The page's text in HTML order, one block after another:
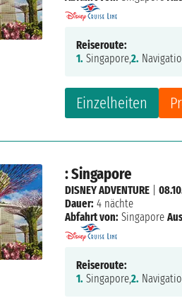
Einzelheiten
Reiseroute:
1. Singapore,2.
: Singapore
DISNEY ADVENTURE |
Dauer: 4 nächte
Abfahrt von: Singapore
Reiseroute:
1. Singapore,2.